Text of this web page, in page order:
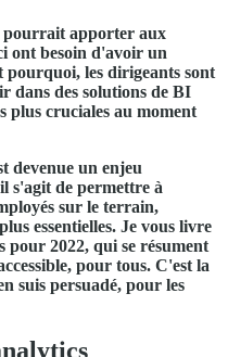
pourrait apporter aux
ont besoin d'avoir un
pourquoi, les dirigeants sont
dans des solutions de BI
plus cruciales au moment
devenue un enjeu
s'agit de permettre à
sur le terrain,
essentielles. Je vous livre
pour 2022, qui se résument
pour tous. C'est la
suis persuadé, pour les